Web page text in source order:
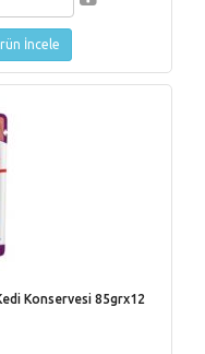
İncele
Konservesi 85grx12